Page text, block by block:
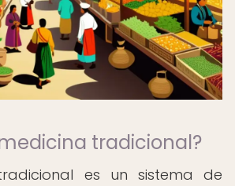
tradicional?
es un sistema de